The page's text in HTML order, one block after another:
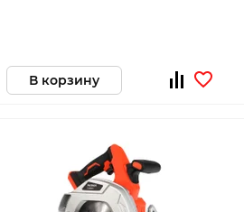
В корзину